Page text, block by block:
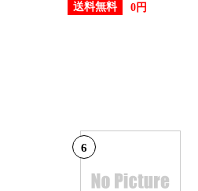
送料無料 0円
6